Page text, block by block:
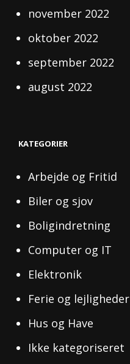
november 2022
oktober 2022
september 2022
august 2022
KATEGORIER
Arbejde og Fritid
Biler og sjov
Boligindretning
Computer og IT
Elektronik
Ferie og lejligheder
Hus og Have
Ikke kategoriseret